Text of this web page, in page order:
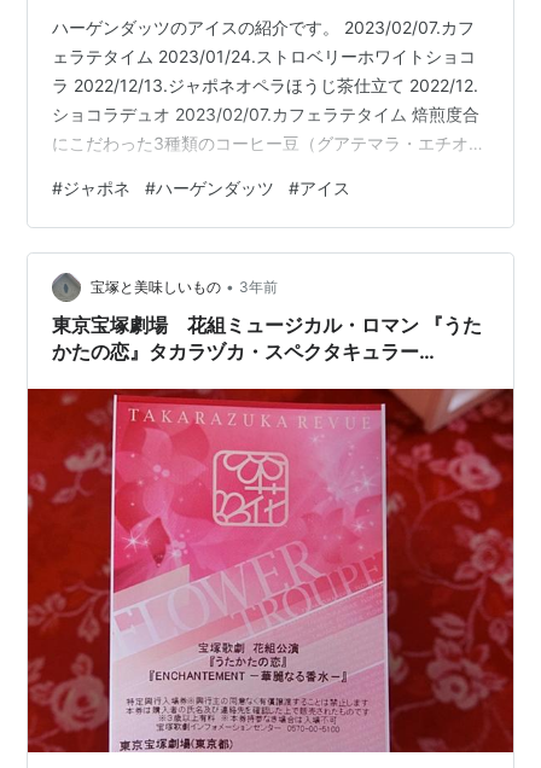
ハーゲンダッツのアイスの紹介です。 2023/02/07.カフ
ェラテタイム 2023/01/24.ストロベリーホワイトショコ
ラ 2022/12/13.ジャポネオペラほうじ茶仕立て 2022/12.
ショコラデュオ 2023/02/07.カフェラテタイム 焙煎度合
にこだわった3種類のコーヒー豆（グアテマラ・エチオピ
りのミルクを合わています。エスプレッソの香ばしくも
華やかな香り、ミルクの濃厚でコク深い味わい、隠し味
に使ったキャラメルの優しい余韻を楽しめるカフェラテ
アイスクリーム。心ほぐれる“カフェラテタイム”を楽しめ
ます。 2023/01/24.スト…
#ジャポネ #ハーゲンダッツ #アイス
宝塚と美味しいもの • 3年前
東京宝塚劇場 花組ミュージカル・ロマン 『うた
かたの恋』タカラヅカ・スペクタキュラー
麗なる香水（パルファン）－』